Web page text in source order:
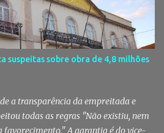
de tráfico de estupefacientes, na
A detenção foi efetuada pelo Comando
através do Posto Territorial de
operação de fiscalização
para o combate ao consumo e tráfico
militares da Guarda identificaram
ação policial realizada em Pi...
suspeitas sobre obra de 4,8 milhões
a transparência da empreitada e
todas as regras "Não existiu, nem
A garantia é do vice-